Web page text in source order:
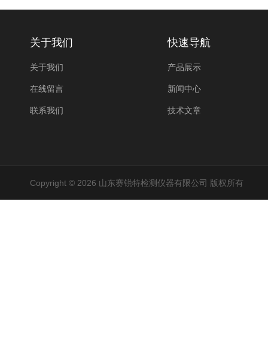
关于我们
关于我们
在线留言
联系我们
快速导航
产品展示
新闻中心
技术文章
Copyright © 2026 山东赛锐特检测仪器有限公司 版权所有